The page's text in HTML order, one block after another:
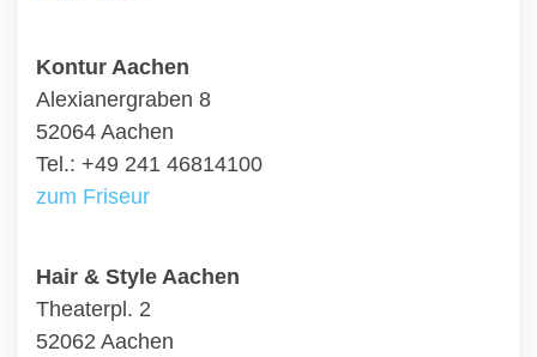
Kontur Aachen
Alexianergraben 8
52064 Aachen
Tel.: +49 241 46814100
zum Friseur
Hair & Style Aachen
Theaterpl. 2
52062 Aachen